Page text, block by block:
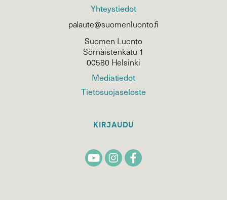
Yhteystiedot
palaute@suomenluonto.fi
Suomen Luonto
Sörnäistenkatu 1
00580 Helsinki
Mediatiedot
Tietosuojaseloste
KIRJAUDU